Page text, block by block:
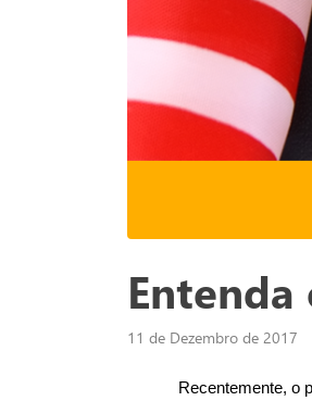
Entenda
11 de Dezembro de 2017
Recentemente, o